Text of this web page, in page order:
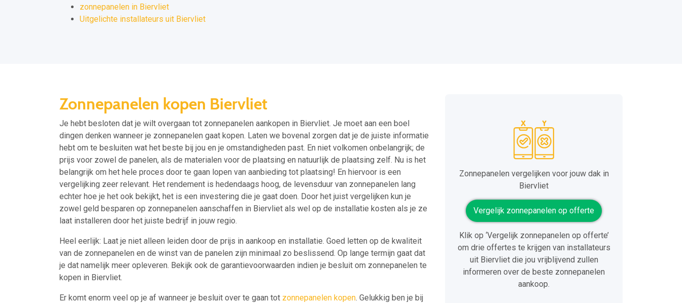
zonnepanelen in Biervliet
Uitgelichte installateurs uit Biervliet
Zonnepanelen kopen Biervliet
Je hebt besloten dat je wilt overgaan tot zonnepanelen aankopen in Biervliet. Je moet aan een boel
dingen denken wanneer je zonnepanelen gaat kopen. Laten we bovenal zorgen dat je de juiste informatie
hebt om te besluiten wat het beste bij jou en je omstandigheden past. En niet volkomen onbelangrijk; de
prijs voor zowel de panelen, als de materialen voor de plaatsing en natuurlijk de plaatsing zelf. Nu is het
belangrijk om het hele proces door te gaan lopen van aanbieding tot plaatsing! En hiervoor is een
vergelijking zeer relevant. Het rendement is hedendaags hoog, de levensduur van zonnepanelen lang
echter hoe je het ook bekijkt, het is een investering die je gaat doen. Door het juist vergelijken kun je
zowel geld besparen op zonnepanelen aanschaffen in Biervliet als wel op de installatie kosten als je ze
laat installeren door het juiste bedrijf in jouw regio.
Heel eerlijk: Laat je niet alleen leiden door de prijs in aankoop en installatie. Goed letten op de kwaliteit
van de zonnepanelen en de winst van de panelen zijn minimaal zo beslissend. Op lange termijn gaat dat
je dat namelijk meer opleveren. Bekijk ook de garantievoorwaarden indien je besluit om zonnepanelen te
kopen in Biervliet.
Er komt enorm veel op je af wanneer je besluit over te gaan tot zonnepanelen kopen. Gelukkig ben je bij
Zonnepanelen vergelijken voor jouw dak in
Biervliet
Vergelijk zonnepanelen op offerte
Klik op ‘Vergelijk zonnepanelen op offerte’
om drie offertes te krijgen van installateurs
uit Biervliet die jou vrijblijvend zullen
informeren over de beste zonnepanelen
aankoop.